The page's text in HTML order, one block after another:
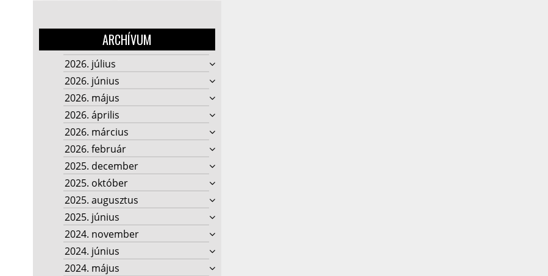
ARCHÍVUM
2026. július
2026. június
2026. május
2026. április
2026. március
2026. február
2025. december
2025. október
2025. augusztus
2025. június
2024. november
2024. június
2024. május